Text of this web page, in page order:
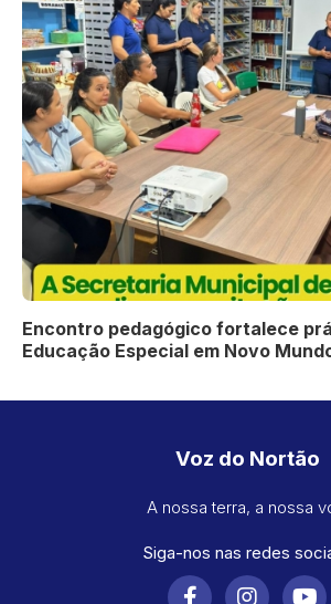
Encontro pedagógico fortalece
Educação Especial em Novo
Voz do Nortão
A nossa terra, a nossa
Siga-nos nas redes